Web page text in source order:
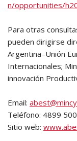
n/opportunities/
Para otras
pueden dirigirse
Argentina–Unión
Internacionales;
innovación
Email:
Teléfono: 4899
Sitio web: